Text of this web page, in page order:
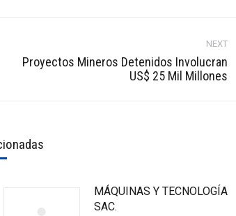
NEXT
NextProyectos Mineros Detenidos Involucran
US$ 25 Mil Millones
MÁQUINAS Y TECNOLOGÍA
SAC.